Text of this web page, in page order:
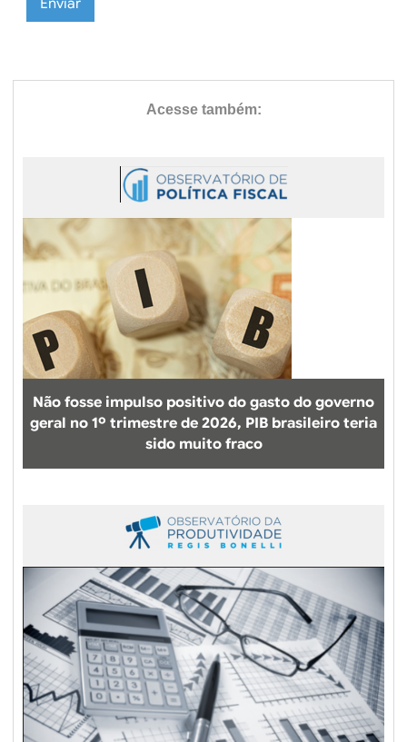
Não fosse impulso positivo do gasto do governo
geral no 1º trimestre de 2026, PIB brasileiro teria
sido muito fraco